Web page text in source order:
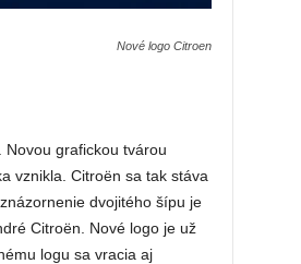
Nové logo Citroen
grafickou tvárou
vznikla. Citroën sa tak stáva
dvojitého šípu je
Citroën. Nové logo je už
logu sa vracia aj